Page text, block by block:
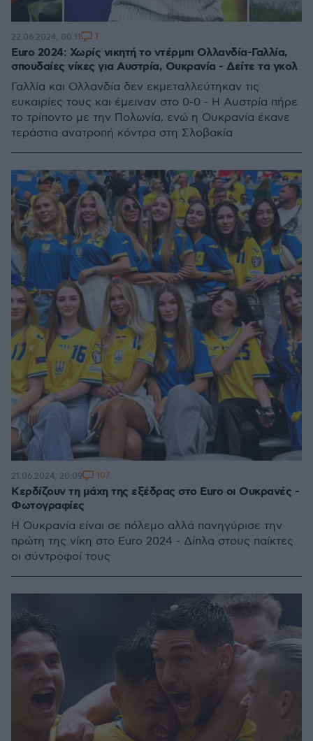
Euro 2024: Χωρίς νικητή το ντέρμπι Ολλανδία-Γαλλία,
σπουδαίες νίκες για Αυστρία, Ουκρανία - Δείτε τα γκολ
Γαλλία και Ολλανδία δεν εκμεταλλεύτηκαν τις
ευκαιρίες τους και έμειναν στο 0-0 - Η Αυστρία πήρε
το τρίποντο με την Πολωνία, ενώ η Ουκρανία έκανε
τεράστια ανατροπή κόντρα στη Σλοβακία
22.06.2024, 00:11 1
Κερδίζουν τη μάχη της εξέδρας στο Euro οι Ουκρανές -
Φωτογραφίες
Η Ουκρανία είναι σε πόλεμο αλλά πανηγύρισε την
πρώτη της νίκη στο Euro 2024 - Δίπλα στους παίκτες
οι σύντροφοί τους
21.06.2024, 20:09 107